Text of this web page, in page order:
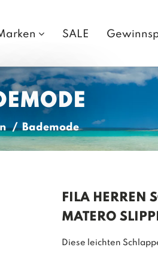
SALE
Bademode
FILA HERREN
MATERO
Diese leichten